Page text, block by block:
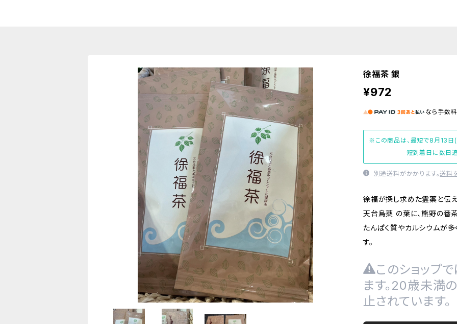
徐福茶 銀
¥972
なら 手数
※この商品は、最短で8月13日(
短到着日に数日追
別途送料がかかります。送料
徐福が探し求めた霊薬と伝
天台烏薬 の葉に、熊野の番茶
たんぱく質やカルシウムが
す。
このショップ
ます。20歳未満
止されています。